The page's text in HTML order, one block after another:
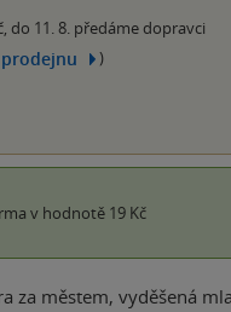
do 11. 8. předáme dopravci
)
v hodnotě 19 Kč
za městem, vyděšená